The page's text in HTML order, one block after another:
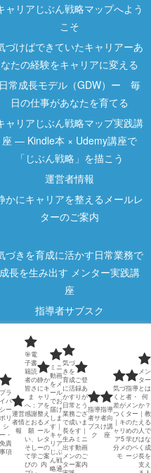
ャリアじぶん戦略マップへよう
こそ
づけばできていたキャリアーあ
なたの経験をキャリアに変える
日常成長モデル（GDW）ー 毎
日の仕事があなたを育てる
ャリアじぶん戦略マップ実践講
座 ― Kindle本 × Udemy講座で
「じぶん戦略」を描こう
運営者情報
かにキャリアを整えるメールレ
ターのご案内
づきを育成に活かす日常業務で
成長を生み出す メンター実践講
座
指導者サブスク
気づくと差がつく｜キャリア5分
メモ
ンターとは何か？｜教える人で
はなく成長を支える人
導者も成長し続ける｜日常業務
で人を育てる力を磨くために
る『つくるキャリア』.
プラ
イバ
シー
ポリ
シ
ー・
免責
事項
運営
者情
報
🎯電
子書
籍読
者の
皆さ
ま
へ：
感謝
とお
願
い、
そし
て学
びの
静か
にキ
ャリ
アを
整え
るメ
ール
レタ
ーの
ご案
内
ミニ
動画
をメ
ール
でお
届け
しま
す｜
キャ
リア
じぶ
ん戦
略通
気づ
きを
育成
に活
かす
日常
業務
で成
長を
生み
出す
メン
ター
ご登
録あ
りが
とう
ござ
いま
す｜
ミニ
動画
のご
案内
指導
者サ
ブス
ク
指導
者向
け講
座
気づ
くと
差が
つく
｜キ
ャリ
ア5
分メ
モ
指導
者・
メン
ター
のた
めの
学び
のペ
ージ
メン
ター
とは
何
か？
｜教
える
人で
はな
く成
長を
支え